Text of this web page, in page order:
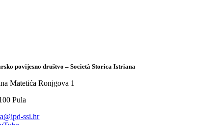
povijesno društvo – Società Storica Istriana
Matetića Ronjgova 1
Pula
ssi.hr